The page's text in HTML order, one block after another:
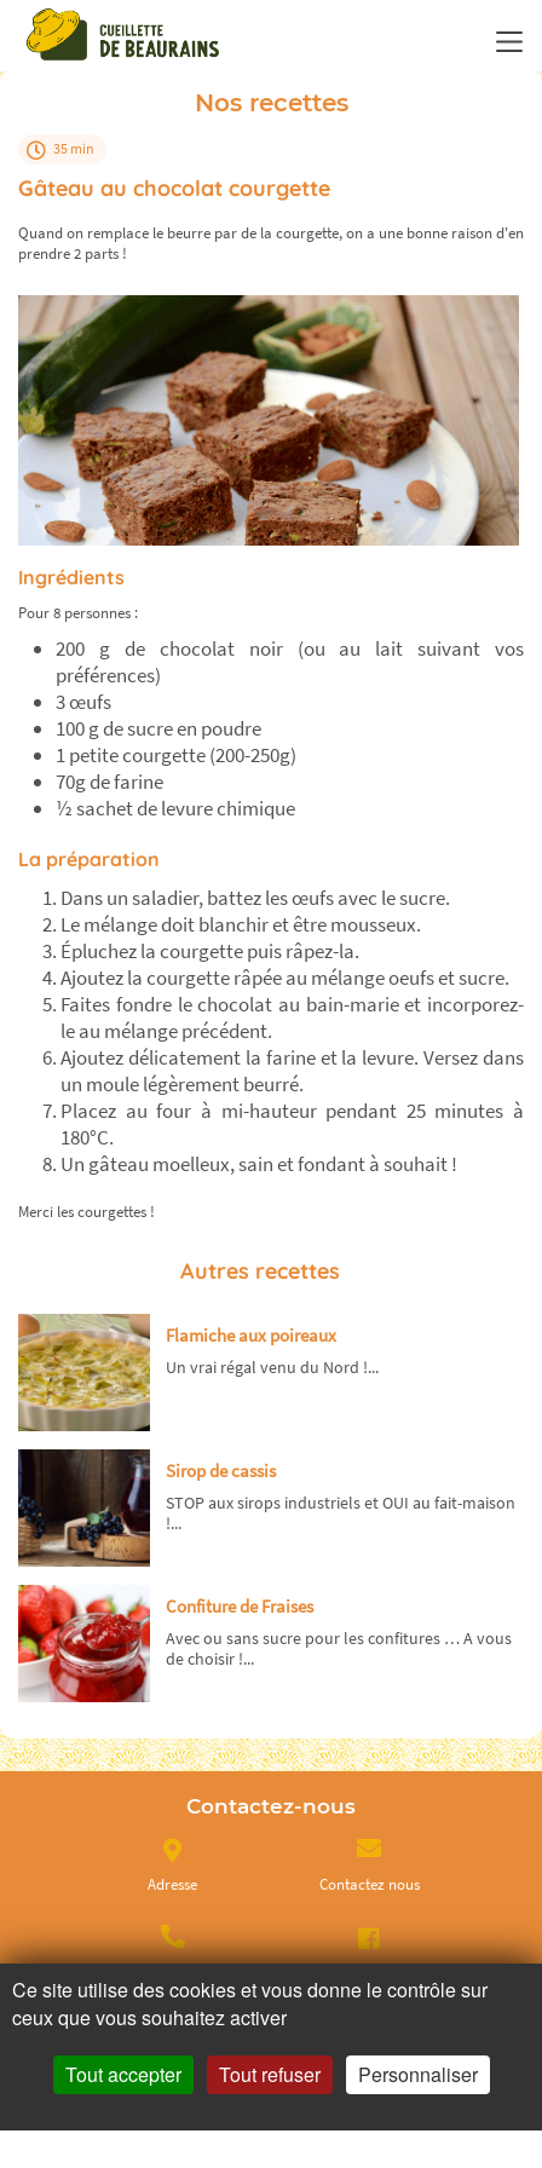
Nos recettes
35 min
Gâteau au chocolat courgette
Quand on remplace le beurre par de la courgette, on a une bonne raison d'en
prendre 2 parts !
Ingrédients
Pour 8 personnes :
200 g de chocolat noir (ou au lait suivant vos
préférences)
3 œufs
100 g de sucre en poudre
1 petite courgette (200-250g)
70g de farine
½ sachet de levure chimique
La préparation
Dans un saladier, battez les œufs avec le sucre.
Le mélange doit blanchir et être mousseux.
Épluchez la courgette puis râpez-la.
Ajoutez la courgette râpée au mélange oeufs et sucre.
Faites fondre le chocolat au bain-marie et incorporez-
le au mélange précédent.
Ajoutez délicatement la farine et la levure. Versez dans
un moule légèrement beurré.
Placez au four à mi-hauteur pendant 25 minutes à
180°C.
Un gâteau moelleux, sain et fondant à souhait !
Merci les courgettes !
Autres recettes
Flamiche aux poireaux
Un vrai régal venu du Nord !...
Sirop de cassis
STOP aux sirops industriels et OUI au fait-maison
!...
Confiture de Fraises
Avec ou sans sucre pour les confitures … A vous
de choisir !...
Contactez-nous
Adresse Contactez nous
Instagram
Ne ratez plus rien,
Panneau de gestion des cookies
Ce site utilise des cookies et vous donne le contrôle sur
ceux que vous souhaitez activer
Tout accepter Tout refuser Personnaliser